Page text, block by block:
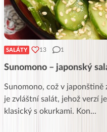
SALÁTY 13 1
Sunomono – japonský
Sunomono, což v japonštině
je zvláštní salát, jehož verzí
klasický s okurkami. Kon...